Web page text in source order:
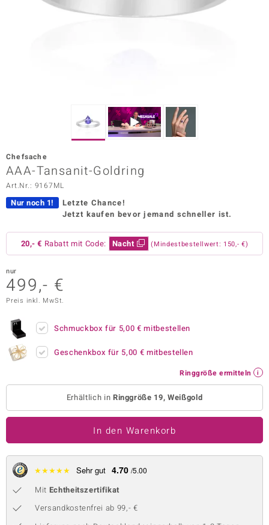
Vogue
Paraíso
Collection
BY DE MELO
Collection
Chefsache
AAA-Tansanit-Goldring
Art.Nr.: 9167ML
Nur noch 1!
Letzte Chance!
Jetzt kaufen bevor jemand schneller ist.
20,- € Rabatt mit Code: Nacht (Mindestbestellwert: 150,- €)
nur
499,- €
Preis inkl. MwSt.
Schmuckbox für 5,00 € mitbestellen
Geschenkbox für 5,00 € mitbestellen
Ringgröße ermitteln
Erhältlich in Ringgröße 19, Weißgold
In den Warenkorb
★★★★★ Sehr gut 4.70 /5.00
Mit Echtheitszertifikat
Versandkostenfrei ab 99,- €